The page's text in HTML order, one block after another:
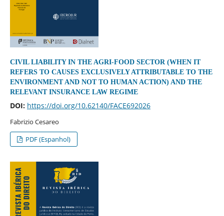
CIVIL LIABILITY IN THE AGRI-FOOD SECTOR (WHEN IT
REFERS TO CAUSES EXCLUSIVELY ATTRIBUTABLE TO THE
ENVIRONMENT AND NOT TO HUMAN ACTION) AND THE
RELEVANT INSURANCE LAW REGIME
DOI: https://doi.org/10.62140/FACE692026
Fabrizio Cesareo
PDF (Espanhol)